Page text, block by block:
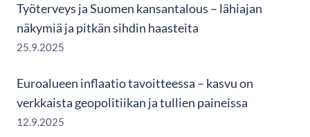
Työterveys ja Suomen kansantalous – lähiajan
näkymiä ja pitkän sihdin haasteita
25.9.2025
Euroalueen inflaatio tavoitteessa – kasvu on
verkkaista geopolitiikan ja tullien paineissa
12.9.2025